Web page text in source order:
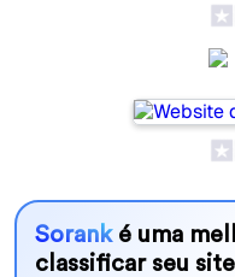
Sorank é uma
classificar seu